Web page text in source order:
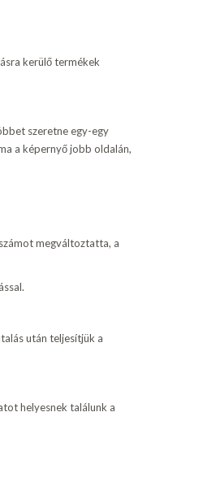
kerülő termékek
szeretne egy-egy
a képernyő jobb oldalán,
megváltoztatta, a
után teljesítjük a
helyesnek találunk a